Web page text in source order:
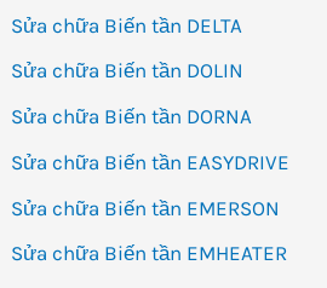
Sửa chữa Biến tần DELTA
Sửa chữa Biến tần DOLIN
Sửa chữa Biến tần DORNA
Sửa chữa Biến tần EASYDRIVE
Sửa chữa Biến tần EMERSON
Sửa chữa Biến tần EMHEATER